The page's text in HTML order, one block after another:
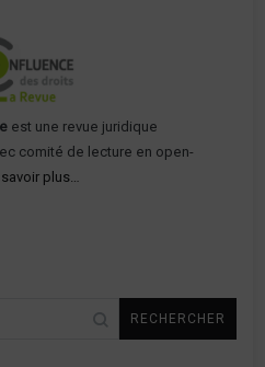
est une revue juridique
comité de lecture en open-
savoir plus…